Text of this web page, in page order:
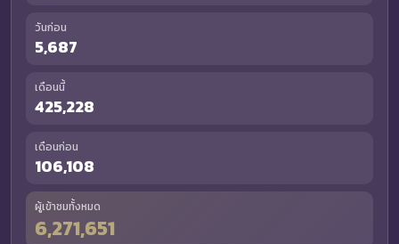
วันก่อน
5,687
เดือนนี้
425,228
เดือนก่อน
106,108
ผู้เข้าชมทั้งหมด
6,271,651